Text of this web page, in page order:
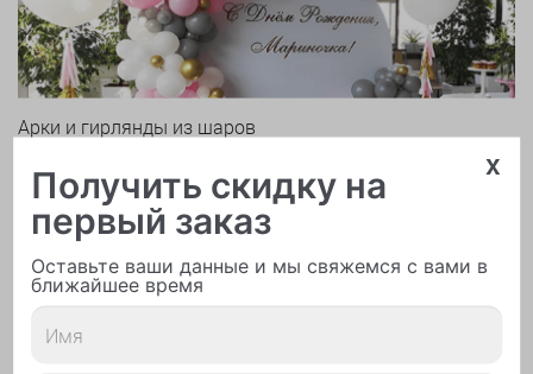
Арки и гирлянды из шаров
Надутие шаров гелием
x
Получить скидку на
первый заказ
Оставьте ваши данные и мы свяжемся с вами в
ближайшее время